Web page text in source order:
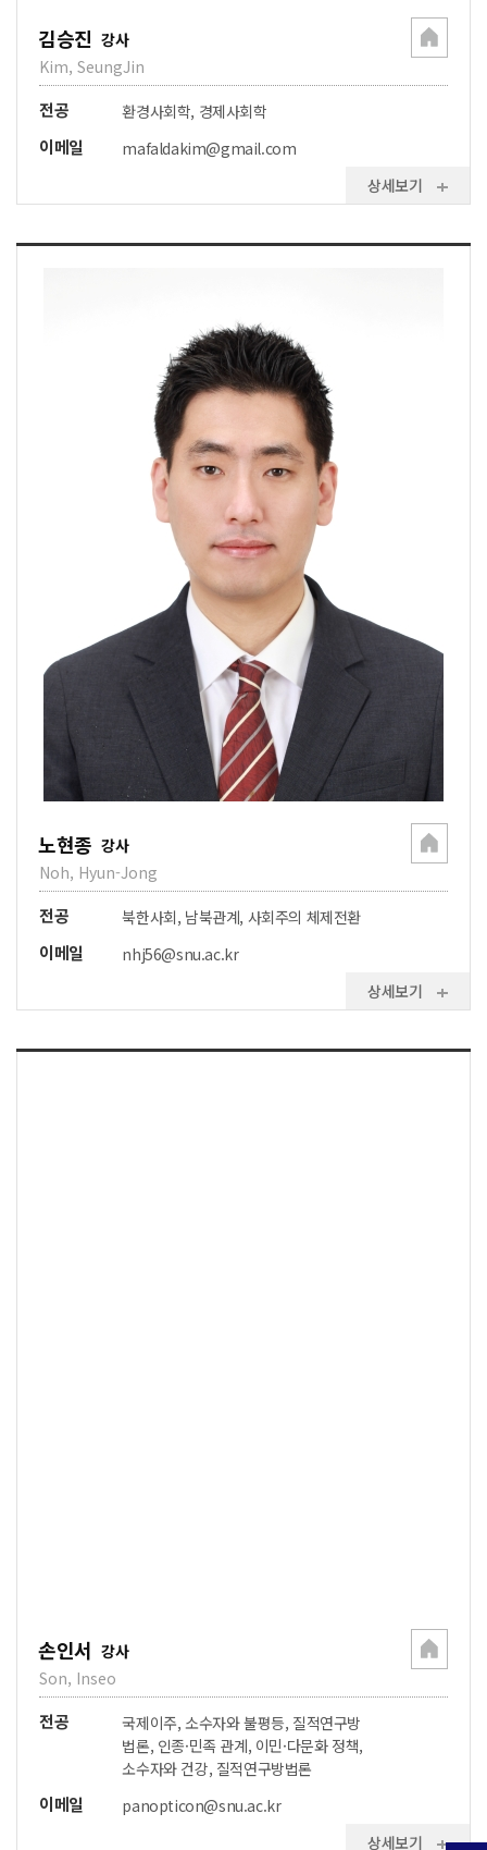
김승진 강사
Kim, SeungJin
전공 환경사회학, 경제사회학
이메일
mafaldakim@gmail.com
상세보기
노현종 강사
Noh, Hyun-Jong
전공 북한사회, 남북관계, 사회주의 체제전환
이메일
nhj56@snu.ac.kr
상세보기
손인서 강사
Son, Inseo
전공
국제이주, 소수자와 불평등, 질적연구방
법론, 인종·민족 관계, 이민·다문화 정책,
소수자와 건강, 질적연구방법론
이메일
panopticon@snu.ac.kr
상세보기